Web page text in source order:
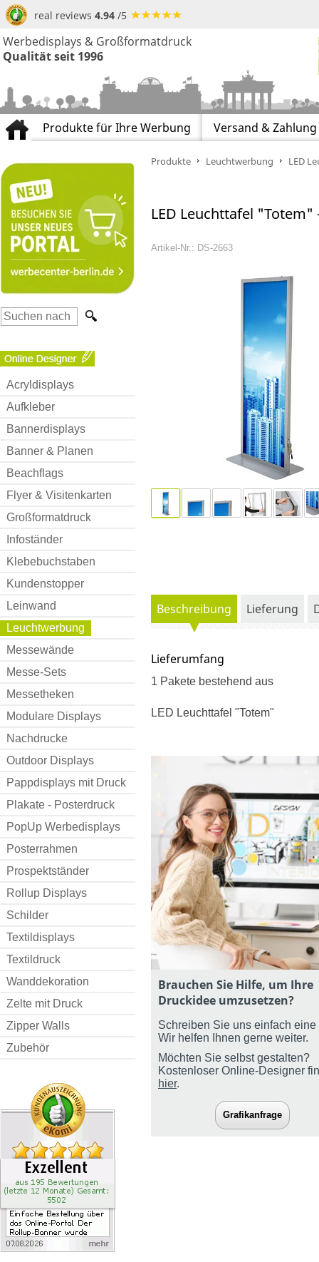
real reviews 4.94 /5
Werbedisplays & Großformatdruck
Qualität seit 1996
Produkte für Ihre Werbung Versand & Zahlung
Acryldisplays
Aufkleber
Bannerdisplays
Banner & Planen
Beachflags
Flyer & Visitenkarten
Großformatdruck
Infoständer
Klebebuchstaben
Kundenstopper
Leinwand
Leuchtwerbung
Messewände
Messe-Sets
Messetheken
Modulare Displays
Nachdrucke
Outdoor Displays
Pappdisplays mit Druck
Plakate - Posterdruck
PopUp Werbedisplays
Posterrahmen
Prospektständer
Rollup Displays
Schilder
Textildisplays
Textildruck
Wanddekoration
Zelte mit Druck
Zipper Walls
Zubehör
Produkte Leuchtwerbung LED
LED Leuchttafel
Artikel-Nr.: DS-2663
Beschreibung Lieferung
Lieferumfang
1 Pakete bestehend aus
LED Leuchttafel "Totem"
Brauchen Sie Hilfe, um Ihre
Druckidee umzusetzen?
Schreiben Sie uns einfach eine
Wir helfen Ihnen gerne weiter.
Möchten Sie selbst gestalten?
Kostenloser Online-Designer
hier.
Grafikanfrage